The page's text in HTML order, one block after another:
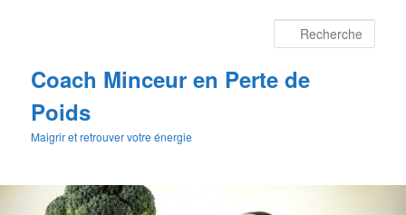
Coach Minceur en Perte de
Poids
Maigrir et retrouver votre énergie